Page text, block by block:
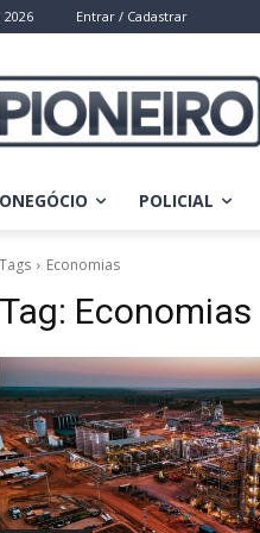
Entrar / Cadastrar
POLICIAL
Tags Economias
Tag: Economias